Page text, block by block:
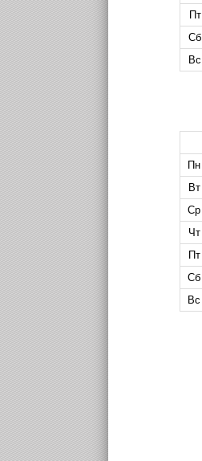
Пт
Сб
Вс
Пн
Вт
Ср
Чт
Пт
Сб
Вс